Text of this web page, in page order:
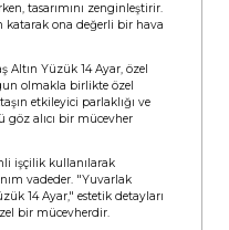
tasarımını zenginleştirir.
katarak ona değerli bir hava
Altın Yüzük 14 Ayar, özel
olmakla birlikte özel
etkileyici parlaklığı ve
göz alıcı bir mücevher
işçilik kullanılarak
vadeder. "Yuvarlak
14 Ayar," estetik detayları
bir mücevherdir.